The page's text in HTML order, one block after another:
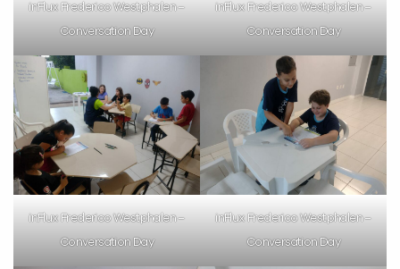
inFlux Frederico Westphalen –
Conversation Day
inFlux Frederico Westphalen –
Conversation Day
inFlux Frederico Westphalen –
Conversation Day
inFlux Frederico Westphalen –
Conversation Day